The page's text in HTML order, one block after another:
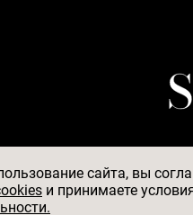
ИНН
сайта, вы
и принимаете